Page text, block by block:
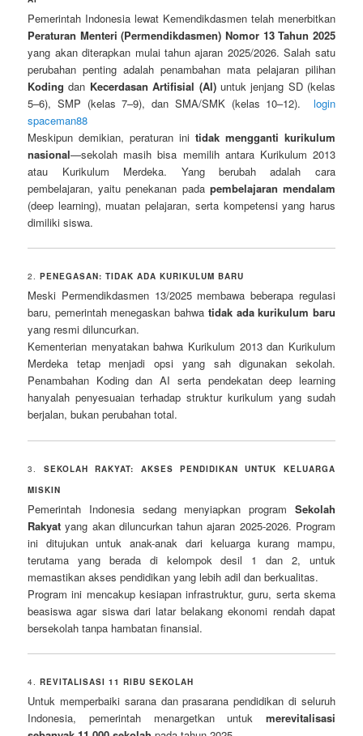
Pemerintah Indonesia lewat Kemendikdasmen telah menerbitkan
Peraturan Menteri (Permendikdasmen) Nomor 13 Tahun 2025
yang akan diterapkan mulai tahun ajaran 2025/2026. Salah satu
perubahan penting adalah penambahan mata pelajaran pilihan
Koding dan Kecerdasan Artifisial (AI)untuk jenjang SD (kelas
5–6), SMP (kelas 7–9), dan SMA/SMK (kelas 10–12). login
spaceman88
Meskipun demikian, peraturan ini tidak mengganti kurikulum
nasional—sekolah masih bisa memilih antara Kurikulum 2013
atau Kurikulum Merdeka. Yang berubah adalah cara
pembelajaran, yaitu penekanan pada pembelajaran mendalam
(deep learning), muatan pelajaran, serta kompetensi yang harus
dimiliki siswa.
2.PENEGASAN: TIDAK ADA KURIKULUM BARU
Meski Permendikdasmen 13/2025 membawa beberapa regulasi
baru, pemerintah menegaskan bahwa tidak ada kurikulum baru
yang resmi diluncurkan.
Kementerian menyatakan bahwa Kurikulum 2013 dan Kurikulum
Merdeka tetap menjadi opsi yang sah digunakan sekolah.
Penambahan Koding dan AI serta pendekatan deep learning
hanyalah penyesuaian terhadap struktur kurikulum yang sudah
berjalan, bukan perubahan total.
3. SEKOLAH RAKYAT: AKSES PENDIDIKAN UNTUK KELUARGA
MISKIN
Pemerintah Indonesia sedang menyiapkan program Sekolah
Rakyat yang akan diluncurkan tahun ajaran 2025-2026. Program
ini ditujukan untuk anak-anak dari keluarga kurang mampu,
terutama yang berada di kelompok desil 1 dan 2, untuk
memastikan akses pendidikan yang lebih adil dan berkualitas.
Program ini mencakup kesiapan infrastruktur, guru, serta skema
beasiswa agar siswa dari latar belakang ekonomi rendah dapat
bersekolah tanpa hambatan finansial.
4.REVITALISASI 11 RIBU SEKOLAH
Untuk memperbaiki sarana dan prasarana pendidikan di seluruh
Indonesia, pemerintah menargetkan untuk merevitalisasi